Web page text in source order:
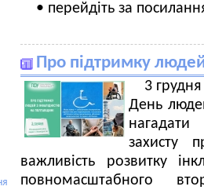
• перейдіть за
Про підтримку
3 грудня
День
захисту
важливість розвитку
повномасштабного